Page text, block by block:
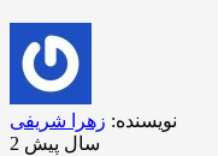
نویسنده: زهرا شریفی
2 سال پیش